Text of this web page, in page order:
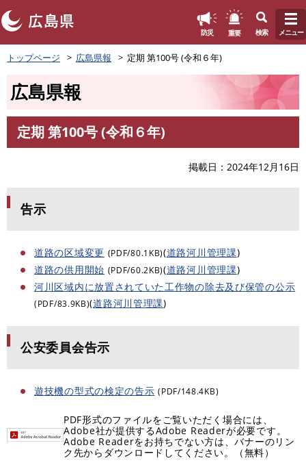
ペ
ー
頭
す
防災 重要 検索 メニュー
トップページ 広島県報 定期 第100号 (令和６年)
広島県報
文
定期 第100号 (令和６年)
掲載日 2024年12月16日
告示
道路の区域変更 (PDF/80.1KB)(道路河川管理課)
道路の供用開始 (PDF/60.2KB)(道路河川管理課)
河川区域内に放置されていた工作物の除去及び保管の公示
(PDF/83.9KB)(道路河川管理課)
公安委員会告示
遊技機の型式の検定の告示 (PDF/148.4KB)
PDF形式のファイルをご覧いただく場合には、
Adobe社が提供するAdobe Readerが必要です。
Adobe Readerをお持ちでない方は、バナーのリン
ク先からダウンロードしてください。（無料）